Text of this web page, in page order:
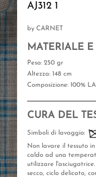
AJ312 1
by CARNET
MATERIALE E
Peso: 250 gr
Altezza: 148 cm
Composizione: 100%
CURA DEL
Simboli di lavaggio:
Non lavare il tessuto
caldo ad una
utilizzare
secco, ciclo delicato,